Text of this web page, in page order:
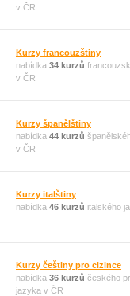
v ČR
Kurzy francouzštiny
nabídka 34 kurzů
v ČR
Kurzy španělštiny
nabídka 44 kurzů
v ČR
Kurzy italštiny
nabídka 46 kurzů italského
Kurzy češtiny pro cizince
nabídka 36 kurzů českého
jazyka v ČR